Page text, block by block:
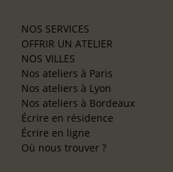
NOS SERVICES
OFFRIR UN ATELIER
NOS VILLES
Nos ateliers à Paris
Nos ateliers à Lyon
Nos ateliers à Bordeaux
Écrire en résidence
Écrire en ligne
Où nous trouver ?